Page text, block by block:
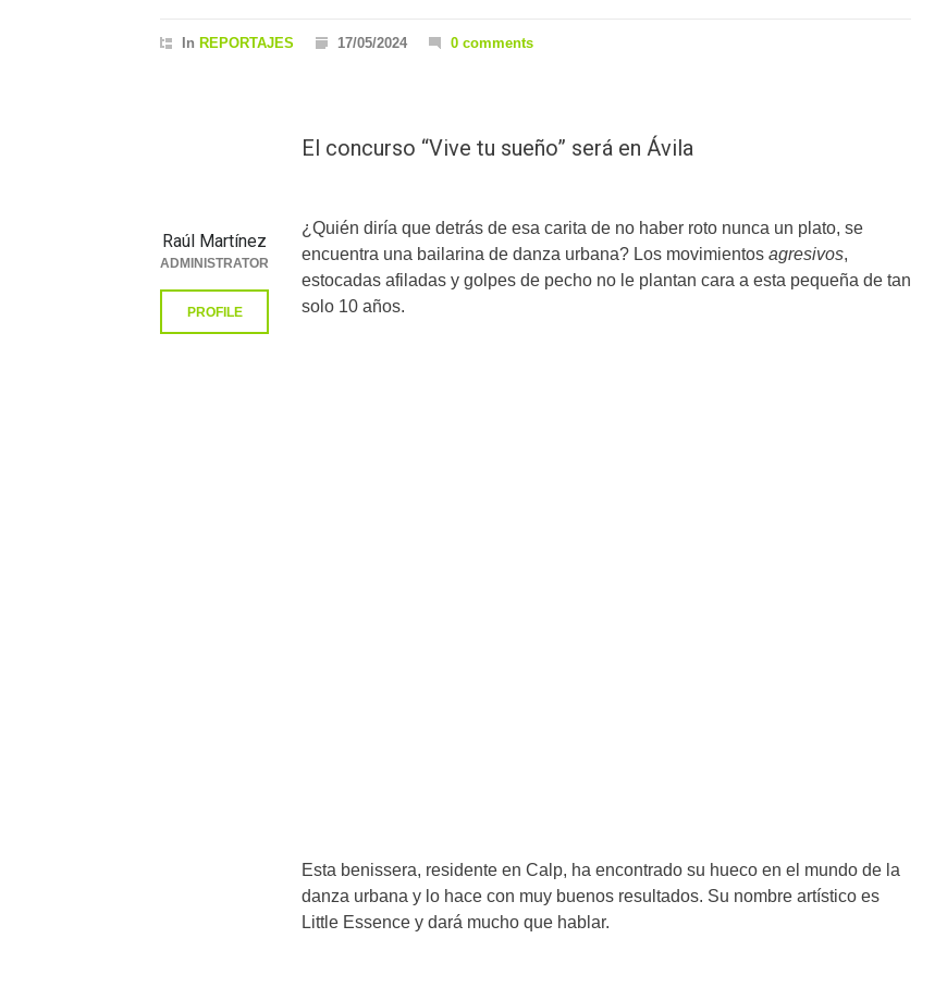
In REPORTAJES 17/05/2024 0 comments
El concurso “Vive tu sueño” será en Ávila
¿Quién diría que detrás de esa carita de no haber roto nunca un plato, se
encuentra una bailarina de danza urbana? Los movimientos agresivos,
estocadas afiladas y golpes de pecho no le plantan cara a esta pequeña de tan
solo 10 años.
Esta benissera, residente en Calp, ha encontrado su hueco en el mundo de la
danza urbana y lo hace con muy buenos resultados. Su nombre artístico es
Little Essence y dará mucho que hablar.
Raúl Martínez
ADMINISTRATOR
PROFILE